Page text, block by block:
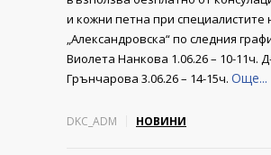
и кожни петна при специалистите
„Александровска“ по следния
Виолета Нанкова 1.06.26 – 10-11ч.
Грънчарова 3.06.26 – 14-15ч. Още...
DKC_ADM НОВИНИ